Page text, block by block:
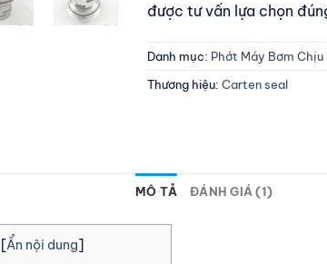
được tư vấn lựa chọn
Danh mục: Phớt Máy Bơm Chịu
Thương hiệu:Carten seal
MÔ TẢ ĐÁNH GIÁ (1)
[Ẩn nội dung]